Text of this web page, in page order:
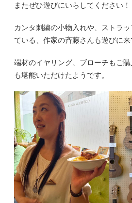
またぜひ遊びにいらしてください！
カンタ刺繍の小物入れや、ストラ
ている、作家の斉藤さんも遊びに来
端材のイヤリング、ブローチもご
も堪能いただけたようです。